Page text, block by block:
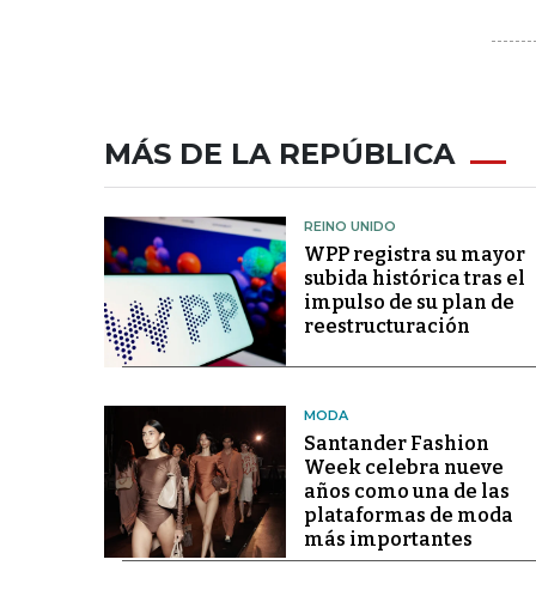
MÁS DE LA REPÚBLICA
REINO UNIDO
WPP registra su mayor
subida histórica tras el
impulso de su plan de
reestructuración
MODA
Santander Fashion
Week celebra nueve
años como una de las
plataformas de moda
más importantes